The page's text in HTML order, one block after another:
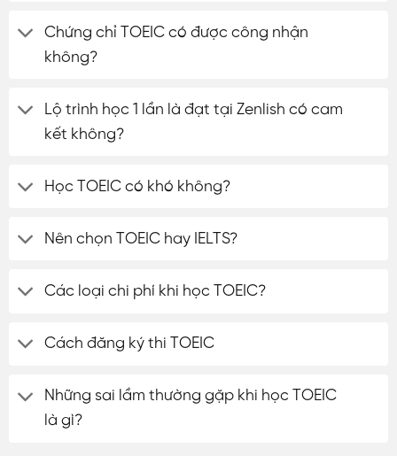
Chứng chỉ TOEIC có được công nhận
không?
Lộ trình học 1 lần là đạt tại Zenlish có cam
kết không?
Học TOEIC có khó không?
Nên chọn TOEIC hay IELTS?
Các loại chi phí khi học TOEIC?
Cách đăng ký thi TOEIC
Những sai lầm thường gặp khi học TOEIC
là gì?